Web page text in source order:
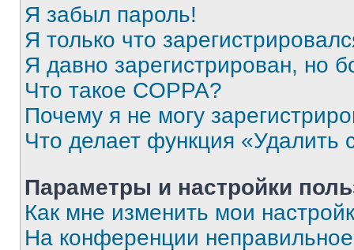
Я забыл пароль!
Я только что
Я давно зарегистрирован, но
Что такое COPPA?
Почему я не могу
Что делает функция «Удалить
Параметры и настройки
Как мне изменить мои
На конференции